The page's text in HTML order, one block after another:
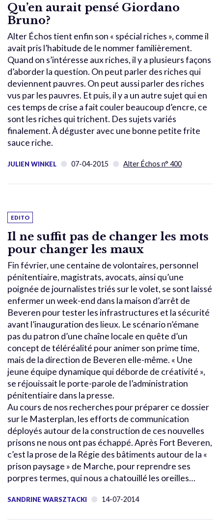
Qu’en aurait pensé Giordano
Bruno?
Alter Échos tient enfin son « spécial riches », comme il
avait pris l’habitude de le nommer familièrement.
Quand on s’intéresse aux riches, il y a plusieurs façons
d’aborder la question. On peut parler des riches qui
deviennent pauvres. On peut aussi parler des riches
vus par les pauvres. Et puis, il y a un autre sujet qui en
ces temps de crise a fait couler beaucoup d’encre, ce
sont les riches qui trichent. Des sujets variés
finalement. À déguster avec une bonne petite frite
sauce riche.
JULIEN WINKEL 07-04-2015 Alter Échos n° 400
EDITO
Il ne suffit pas de changer les mots
pour changer les maux
Fin février, une centaine de volontaires, personnel
pénitentiaire, magistrats, avocats, ainsi qu’une
poignée de journalistes triés sur le volet, se sont laissé
enfermer un week-end dans la maison d’arrêt de
Beveren pour tester les infrastructures et la sécurité
avant l’inauguration des lieux. Le scénario n’émane
pas du patron d’une chaîne locale en quête d’un
concept de téléréalité pour animer son prime time,
mais de la direction de Beveren elle-même. « Une
jeune équipe dynamique qui déborde de créativité »,
se réjouissait le porte-parole de l’administration
pénitentiaire dans la presse.
Au cours de nos recherches pour préparer ce dossier
sur le Masterplan, les efforts de communication
déployés autour de la construction de ces nouvelles
prisons ne nous ont pas échappé. Après Fort Beveren,
c’est la prose de la Régie des bâtiments autour de la «
prison paysage » de Marche, pour reprendre ses
porpres termes, qui nous a chatouillé les oreilles…
SANDRINE WARSZTACKI 14-07-2014